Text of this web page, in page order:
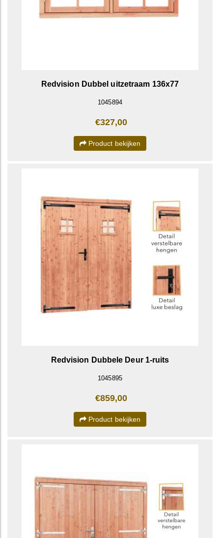
Redvision Dubbel uitzetraam 136x77
1045894
€327,00
Product bekijken
Redvision Dubbele Deur 1-ruits
1045895
€859,00
Product bekijken